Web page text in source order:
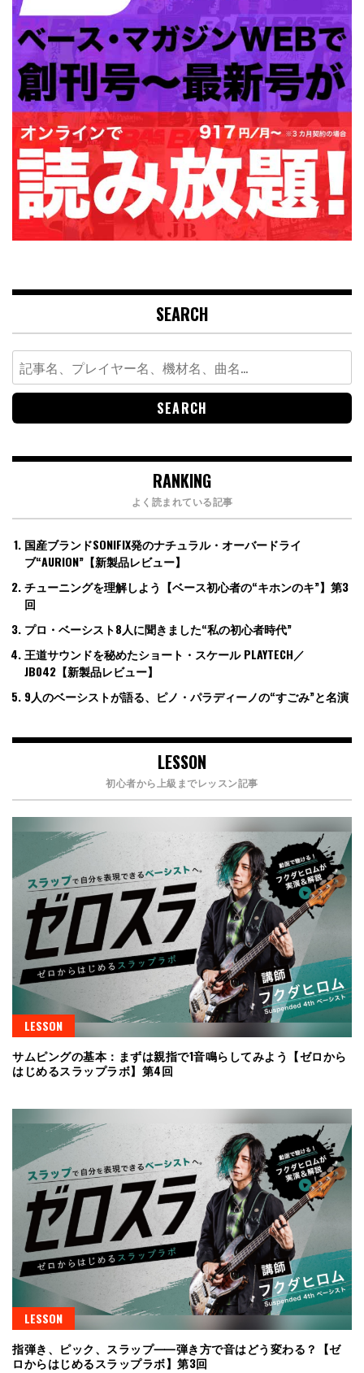
SEARCH
Search
for:
RANKING
よく読まれている記事
国産ブランドSONIFIX発のナチュラル・オーバードライ
ブ“AURION”【新製品レビュー】
チューニングを理解しよう【ベース初心者の“キホンのキ”】第3
回
プロ・ベーシスト8人に聞きました“私の初心者時代”
王道サウンドを秘めたショート・スケール PLAYTECH／
JB042【新製品レビュー】
9人のベーシストが語る、ピノ・パラディーノの“すごみ”と名演
LESSON
初心者から上級までレッスン記事
LESSON
サムピングの基本：まずは親指で1音鳴らしてみよう【ゼロから
はじめるスラップラボ】第4回
LESSON
指弾き、ピック、スラップ⸺弾き方で音はどう変わる？【ゼ
ロからはじめるスラップラボ】第3回